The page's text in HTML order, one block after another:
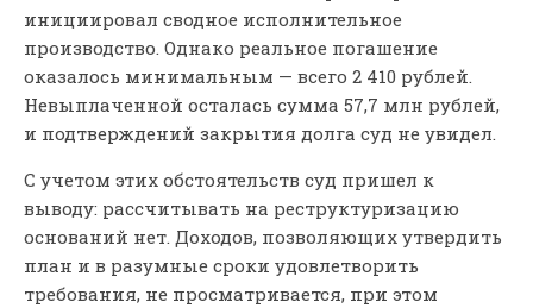
инициировал сводное исполнительное
производство. Однако реальное погашение
оказалось минимальным — всего 2 410 рублей.
Невыплаченной осталась сумма 57,7 млн рублей,
и подтверждений закрытия долга суд не увидел.
С учетом этих обстоятельств суд пришел к
выводу: рассчитывать на реструктуризацию
оснований нет. Доходов, позволяющих утвердить
план и в разумные сроки удовлетворить
требования, не просматривается, при этом